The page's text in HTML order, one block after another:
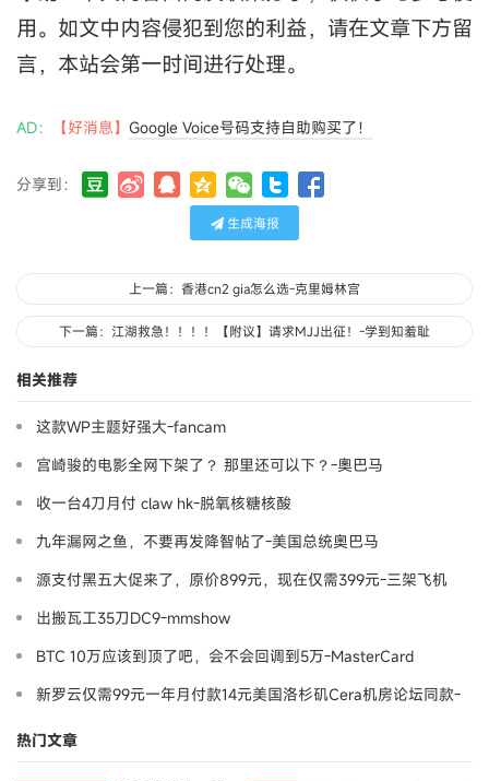
用。如文中内容侵犯到您的利益，请在文章下方留
言，本站会第一时间进行处理。
AD： 【好消息】 Google Voice号码支持自助购买了！
分享到：
生成海报
上一篇：香港cn2 gia怎么选-克里姆林宫
下一篇：江湖救急！！！！【附议】请求MJJ出征！-学到知羞耻
相关推荐
这款WP主题好强大-fancam
宫崎骏的电影全网下架了？ 那里还可以下？-奧巴马
收一台4刀月付 claw hk-脱氧核糖核酸
九年漏网之鱼，不要再发降智帖了-美国总统奥巴马
源支付黑五大促来了，原价899元，现在仅需399元-三架飞机
出搬瓦工35刀DC9-mmshow
BTC 10万应该到顶了吧，会不会回调到5万-MasterCard
新罗云仅需99元一年月付款14元美国洛杉矶Cera机房论坛同款-
热门文章